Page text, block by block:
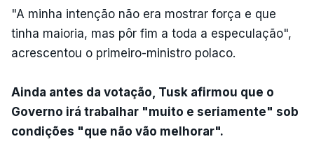
"A minha intenção não era mostrar força e que
tinha maioria, mas pôr fim a toda a especulação",
acrescentou o primeiro-ministro polaco.
Ainda antes da votação, Tusk afirmou que o
Governo irá trabalhar "muito e seriamente" sob
condições "que não vão melhorar".